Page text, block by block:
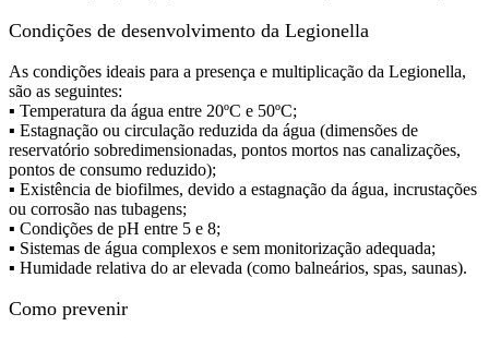
Condições de desenvolvimento da Legionella
As condições ideais para a presença e multiplicação da Legionella,
são as seguintes:
▪ Temperatura da água entre 20ºC e 50ºC;
▪ Estagnação ou circulação reduzida da água (dimensões de
reservatório sobredimensionadas, pontos mortos nas canalizações,
pontos de consumo reduzido);
▪ Existência de biofilmes, devido a estagnação da água, incrustações
ou corrosão nas tubagens;
▪ Condições de pH entre 5 e 8;
▪ Sistemas de água complexos e sem monitorização adequada;
▪ Humidade relativa do ar elevada (como balneários, spas, saunas).
Como prevenir